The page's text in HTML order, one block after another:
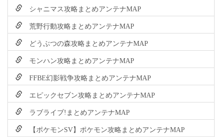
シャニマス攻略まとめアンテナMAP
荒野行動攻略まとめアンテナMAP
どうぶつの森攻略まとめアンテナMAP
モンハン攻略まとめアンテナMAP
FFBE幻影戦争攻略まとめアンテナMAP
エピックセブン攻略まとめアンテナMAP
ラブライブ!まとめアンテナMAP
【ポケモンSV】ポケモン攻略まとめアンテナMAP